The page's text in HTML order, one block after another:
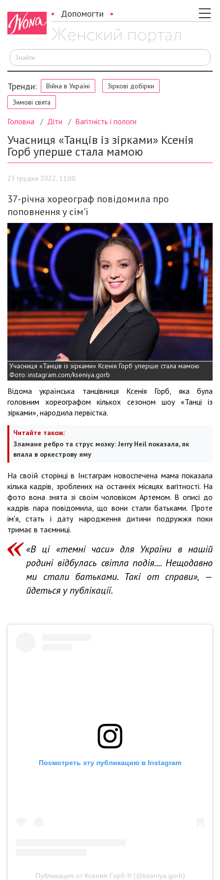
Допомогти
Тренди: Війна в Україні
Зіркові добірки
Зимові свята
Головна Діти Вагітність і пологи
Учасниця «Танців із зірками» Ксенія
Горб уперше стала мамою
23 грудня 2022, 11:00
37-річна хореограф повідомила про
поповнення у сім'ї
Учасниця «Танців із зірками» Ксенія Горб уперше стала мамою
Фото: instagram.com/kseniya.gorb
Відома українська танцівниця Ксенія Горб, яка була
головним хореографом кількох сезоном шоу «Танці із
зірками», народила первістка.
Читайте також:
Зламане ребро та струс мозку: Jerry Heil показала, як
впала в оркестрову яму
На своїй сторінці в Інстаграм новоспечена мама показала
кілька кадрів, зроблених на останніх місяцях вагітності. На
фото вона знята зі своїм чоловіком Артемом. В описі до
кадрів пара повідомила, що вони стали батьками. Проте
ім'я, стать і дату народження дитини подружжя поки
тримає в таємниці.
«В ці «темні часи» для України в нашій
родині відбулась світла подія.... Нещодавно
ми стали батьками. Такі от справи», —
йдеться у публікації.
Посмотреть эту публикацию в Instagram
Публикация от Ксения Горб ® (@kseniya.gorb)